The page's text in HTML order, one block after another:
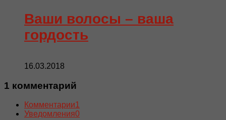
Ваши волосы – ваша
гордость
16.03.2018
1 комментарий
Комментарии1
Уведомления0